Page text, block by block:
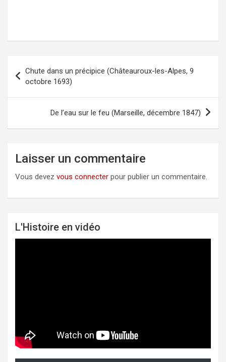
Navigation
l’article
Chute dans un précipice (Châteauroux-les-Alpes, 9
octobre 1693)
De l’eau sur le feu (Marseille, décembre 1847)
Laisser un commentaire
Vous devez vous connecter pour publier un commentaire.
L'Histoire en vidéo